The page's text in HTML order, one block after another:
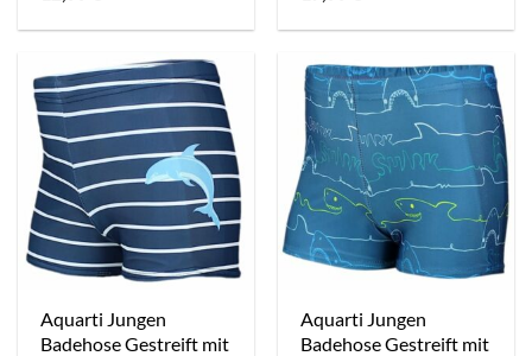
Aquarti Jungen
Badehose Gestreift mit
Aquarti Jungen
Badehose Gestreift mit